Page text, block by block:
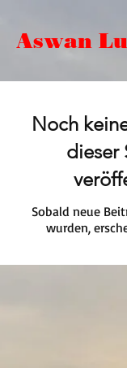
Aswan
Noch
dieser
Sobald neue
wurden,